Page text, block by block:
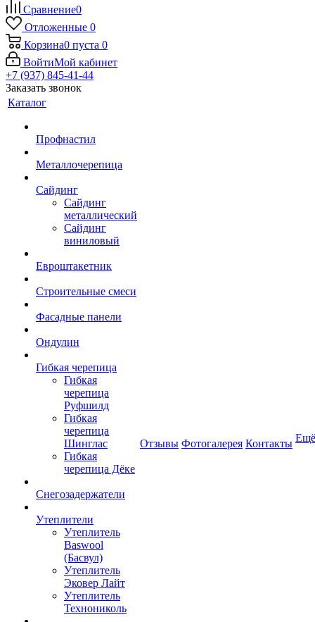
Сравнение0
Отложенные 0
Корзина0 пуста 0
ВойтиМой кабинет
+7 (937) 845-41-44
Заказать звонок
Каталог
Профнастил
Металлочерепица
Сайдинг
Сайдинг
металлический
Сайдинг
виниловый
Евроштакетник
Строительные смеси
Фасадные панели
Ондулин
Гибкая черепица
Гибкая
черепица
Руфшилд
Гибкая
черепица
Шинглас
Гибкая
черепица Дёке
Снегозадержатели
Утеплители
Утеплитель
Baswool
(Басвул)
Утеплитель
Эковер Лайт
Утеплитель
Технониколь
Отзывы Фотогалерея Контакты Ещё